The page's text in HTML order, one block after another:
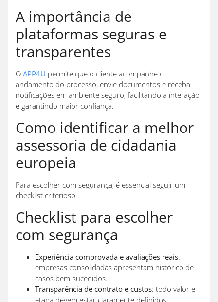
A importância de
plataformas seguras e
transparentes
O APP4U permite que o cliente acompanhe o
andamento do processo, envie documentos e receba
notificações em ambiente seguro, facilitando a interação
e garantindo maior confiança.
Como identificar a melhor
assessoria de cidadania
europeia
Para escolher com segurança, é essencial seguir um
checklist criterioso.
Checklist para escolher
com segurança
Experiência comprovada e avaliações reais:
empresas consolidadas apresentam histórico de
casos bem-sucedidos.
Transparência de contrato e custos: todo valor e
etapa devem estar claramente definidos.